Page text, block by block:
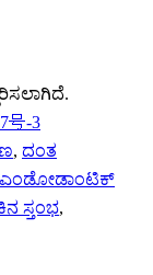
号-3
, ದಂತ
ಸ್ತಂಭ,